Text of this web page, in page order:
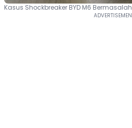
Kasus Shockbreaker BYD M6 Bermasalah